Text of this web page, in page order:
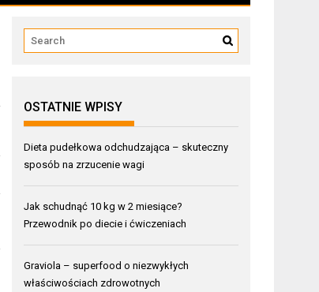
OSTATNIE WPISY
Dieta pudełkowa odchudzająca – skuteczny
sposób na zrzucenie wagi
Jak schudnąć 10 kg w 2 miesiące?
Przewodnik po diecie i ćwiczeniach
Graviola – superfood o niezwykłych
właściwościach zdrowotnych